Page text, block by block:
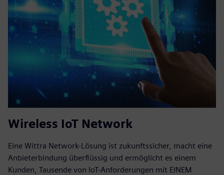
Wireless IoT Network
Eine Wittra Network-Lösung ist zukunftssicher, macht eine
Anbieterbindung überflüssig und ermöglicht es einem
Kunden, Tausende von IoT-Anforderungen mit EINEM